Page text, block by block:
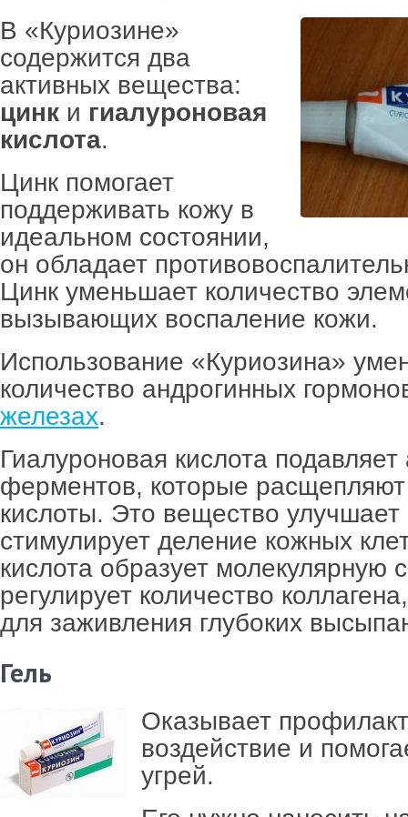
В «Куриозине»
содержится два
активных вещества:
цинк и гиалуроновая
кислота.
Цинк помогает
поддерживать кожу в
идеальном состоянии,
он обладает
Цинк уменьшает количество
вызывающих воспаление кожи.
Использование «Куриозина»
количество андрогинных
железах.
Гиалуроновая кислота подавляет
ферментов, которые
кислоты. Это вещество
стимулирует деление кожных
кислота образует молекулярную
регулирует количество
для заживления глубоких
Гель
Оказывает
воздействие и
угрей.